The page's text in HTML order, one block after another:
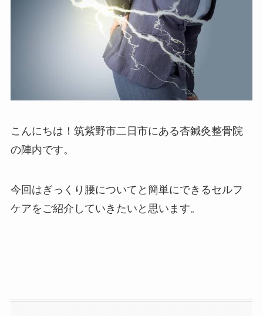
こんにちは！筑紫野市二日市にある杏鍼灸整骨院
の陣内です。
今回はぎっくり腰についてと簡単にできるセルフ
ケアをご紹介していきたいと思います。